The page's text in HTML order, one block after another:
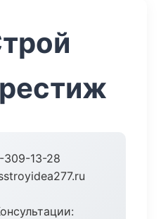
13-28